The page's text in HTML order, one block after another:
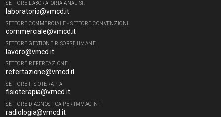
SETTORE LABORATORIA ANALISI:
laboratorio@vmcd.it
SETTORE COMMERCIALE - SETTORE CONVENZIONI
commerciale@vmcd.it
SETTORE GESTIONE RISORSE UMANE
lavoro@vmcd.it
SETTORE REFERTAZIONE
refertazione@vmcd.it
SETTORE FISIOTERAPIA
fisioterapia@vmcd.it
SETTORE DIAGNOSTICA PER IMMAGINI
radiologia@vmcd.it